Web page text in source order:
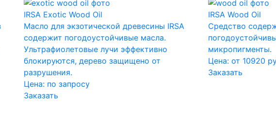
IRSA Exotic Wood Oil
Масло для экзотической древесины IRSA
содержит погодоустойчивые масла.
Ультрафиолетовые лучи эффективно
блокируются, дерево защищено от
разрушения.
Цена: по запросу
Заказать
IRSA Wood Oil
Средство
микропигменты.
Цена: от 10920
Заказать